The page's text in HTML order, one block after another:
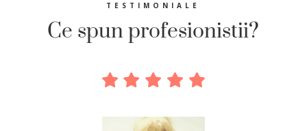
TESTIMONIALE
Ce spun profesionistii?